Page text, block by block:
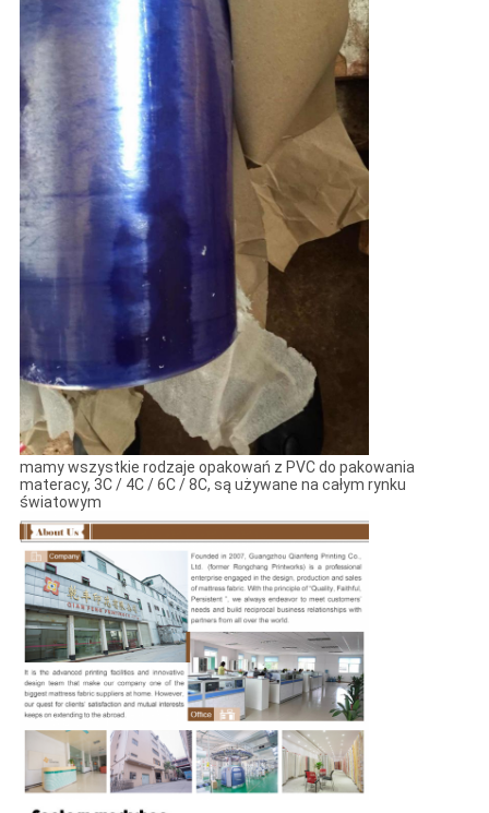
mamy wszystkie rodzaje opakowań z PVC do pakowania
materacy, 3C / 4C / 6C / 8C, są używane na całym rynku
światowym